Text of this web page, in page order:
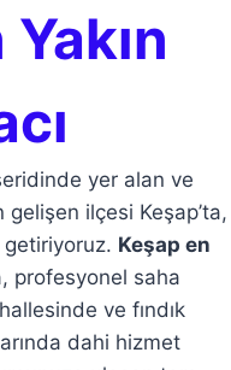
yer alan ve
gelişen ilçesi Keşap’ta,
getiriyoruz. Keşap en
profesyonel saha
ve fındık
dahi hizmet